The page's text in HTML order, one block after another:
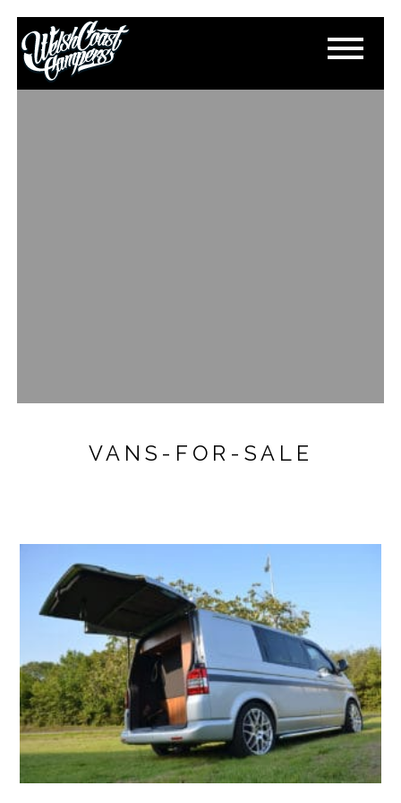
VANS-FOR-SALE